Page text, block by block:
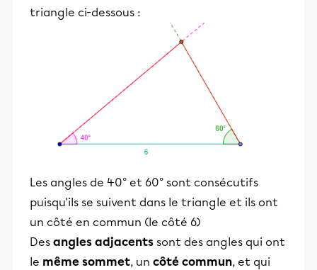
triangle ci-dessous :
Les angles de 40° et 60° sont consécutifs
puisqu'ils se suivent dans le triangle et ils ont
un côté en commun (le côté 6)
Des angles adjacents sont des angles qui ont
le même sommet, un côté commun, et qui